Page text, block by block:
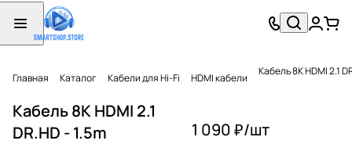
Главная Каталог Кабели для Hi-Fi HDMI кабели Кабель 8K HDMI 2.1
Кабель 8K HDMI 2.1
DR.HD - 1.5m
1 090 ₽/шт